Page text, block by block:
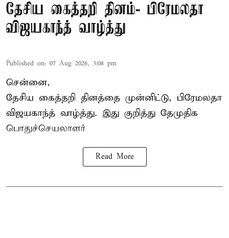
தேசிய கைத்தறி தினம்- பிரேமலதா
விஜயகாந்த் வாழ்த்து
Published on: 07 Aug 2026, 3:08 pm
சென்னை,
தேசிய கைத்தறி தினத்தை முன்னிட்டு, பிரேமலதா
விஜயகாந்த் வாழ்த்து. இது குறித்து தேமுதிக
பொதுச்செயலாளர்
Read More